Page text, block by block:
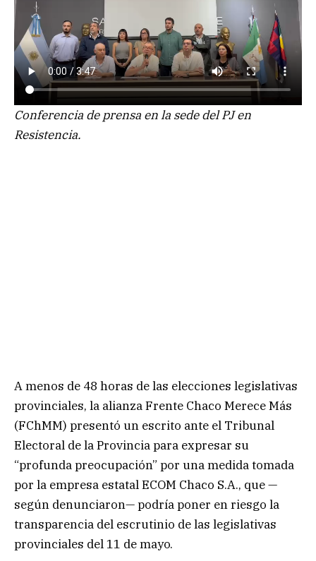
Conferencia de prensa en la sede del PJ en
Resistencia.
A menos de 48 horas de las elecciones legislativas
provinciales, la alianza Frente Chaco Merece Más
(FChMM) presentó un escrito ante el Tribunal
Electoral de la Provincia para expresar su
“profunda preocupación” por una medida tomada
por la empresa estatal ECOM Chaco S.A., que —
según denunciaron— podría poner en riesgo la
transparencia del escrutinio de las legislativas
provinciales del 11 de mayo.